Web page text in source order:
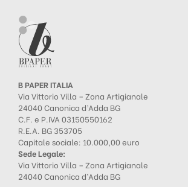
B PAPER ITALIA
Via Vittorio Villa – Zona Artigianale
24040 Canonica d’Adda BG
C.F. e P.IVA 03150550162
R.E.A. BG 353705
Capitale sociale: 10.000,00 euro
Sede Legale:
Via Vittorio Villa – Zona Artigianale
24040 Canonica d’Adda BG